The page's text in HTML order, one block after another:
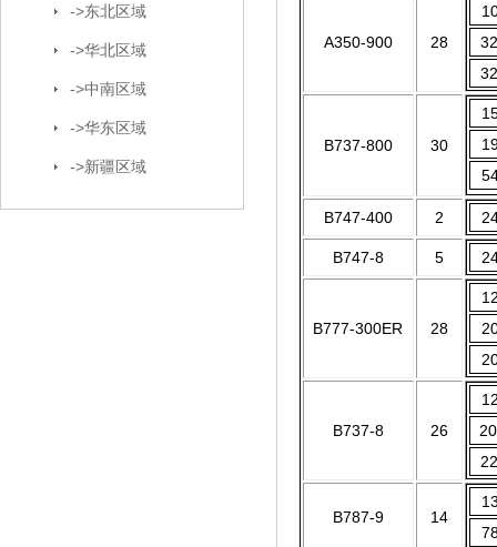
->东北区域
->华北区域
->中南区域
->华东区域
->新疆区域
A350-900 28
B737-800 30
B747-400 2
B747-8 5
B777-300ER 28
B737-8 26
B787-9 14